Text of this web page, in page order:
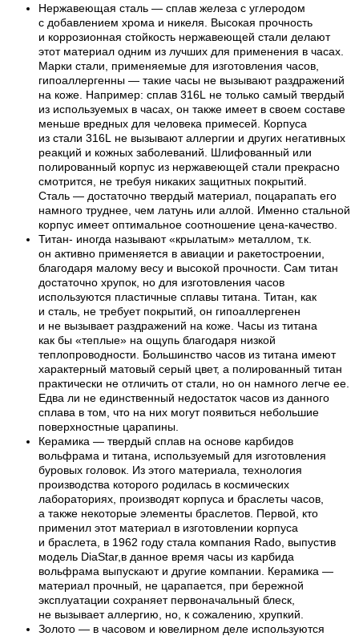
Нержавеющая сталь — сплав железа с углеродом
с добавлением хрома и никеля. Высокая прочность
и коррозионная стойкость нержавеющей стали делают
этот материал одним из лучших для применения в часах.
Марки стали, применяемые для изготовления часов,
гипоаллергенны — такие часы не вызывают раздражений
на коже. Например: сплав 316L не только самый твердый
из используемых в часах, он также имеет в своем составе
меньше вредных для человека примесей. Корпуса
из стали 316L не вызывают аллергии и других негативных
реакций и кожных заболеваний. Шлифованный или
полированный корпус из нержавеющей стали прекрасно
смотрится, не требуя никаких защитных покрытий.
Сталь — достаточно твердый материал, поцарапать его
намного труднее, чем латунь или аллой. Именно стальной
корпус имеет оптимальное соотношение цена-качество.
Титан- иногда называют «крылатым» металлом, т.к.
он активно применяется в авиации и ракетостроении,
благодаря малому весу и высокой прочности. Сам титан
достаточно хрупок, но для изготовления часов
используются пластичные сплавы титана. Титан, как
и сталь, не требует покрытий, он гипоаллергенен
и не вызывает раздражений на коже. Часы из титана
как бы «теплые» на ощупь благодаря низкой
теплопроводности. Большинство часов из титана имеют
характерный матовый серый цвет, а полированный титан
практически не отличить от стали, но он намного легче ее.
Едва ли не единственный недостаток часов из данного
сплава в том, что на них могут появиться небольшие
поверхностные царапины.
Керамика — твердый сплав на основе карбидов
вольфрама и титана, используемый для изготовления
буровых головок. Из этого материала, технология
производства которого родилась в космических
лабораториях, производят корпуса и браслеты часов,
а также некоторые элементы браслетов. Первой, кто
применил этот материал в изготовлении корпуса
и браслета, в 1962 году стала компания Rado, выпустив
модель DiaStar,в данное время часы из карбида
вольфрама выпускают и другие компании. Керамика —
материал прочный, не царапается, при бережной
эксплуатации сохраняет первоначальный блеск,
не вызывает аллергию, но, к сожалению, хрупкий.
Золото — в часовом и ювелирном деле используются